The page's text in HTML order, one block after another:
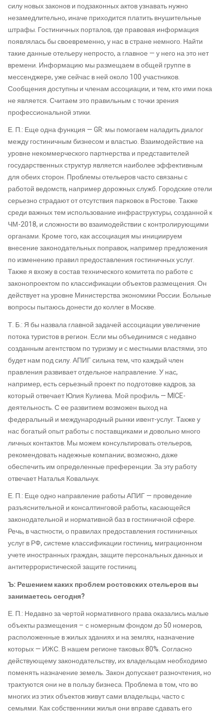
силу новых законов и подзаконных актов узнавать нужно
незамедлительно, иначе приходится платить внушительные
штрафы. Гостиничных порталов, где правовая информация
появлялась бы своевременно, у нас в стране немного. Найти
такие данные отельеру непросто, а главное — у него на это нет
времени. Информацию мы размещаем в общей группе в
мессенджере, уже сейчас в ней около 100 участников.
Сообщения доступны и членам ассоциации, и тем, кто ими пока
не является. Считаем это правильным с точки зрения
профессиональной этики.
Е. П.: Еще одна функция — GR: мы помогаем наладить диалог
между гостиничным бизнесом и властью. Взаимодействие на
уровне некоммерческого партнерства и представителей
государственных структур является наиболее эффективным
для обеих сторон. Проблемы отельеров часто связаны с
работой ведомств, например дорожных служб. Городские отели
серьезно страдают от отсутствия парковок в Ростове. Также
среди важных тем использование инфраструктуры, созданной к
ЧМ-2018, и сложности во взаимодействии с контролирующими
органами. Кроме того, как ассоциация мы инициируем
внесение законодательных поправок, например предложения
по изменению правил предоставления гостиничных услуг.
Также я вхожу в состав технического комитета по работе с
законопроектом по классификации объектов размещения. Он
действует на уровне Министерства экономики России. Больные
вопросы пытаюсь донести до коллег в Москве.
Т. Б.: Я бы назвала главной задачей ассоциации увеличение
потока туристов в регион. Если мы объединимся с недавно
созданным агентством по туризму и с местными властями, это
будет нам под силу. АПИГ сильна тем, что каждый член
правления развивает отдельное направление. У нас,
например, есть серьезный проект по подготовке кадров, за
который отвечает Юлия Кулиева. Мой профиль — MICE-
деятельность. С ее развитием возможен выход на
федеральный и международный рынки ивент-услуг. Также у
нас богатый опыт работы с поставщиками и довольно много
личных контактов. Мы можем консультировать отельеров,
рекомендовать надежные компании; возможно, даже
обеспечить им определенные преференции. За эту работу
отвечает Наталья Ковальчук.
Е. П.: Еще одно направление работы АПИГ — проведение
разъяснительной и консалтинговой работы, касающейся
законодательной и нормативной баз в гостиничной сфере.
Речь, в частности, о правилах предоставления гостиничных
услуг в РФ, системе классификации гостиниц, миграционном
учете иностранных граждан, защите персональных данных и
антитеррористической защите гостиниц.
Ъ: Решением каких проблем ростовских отельеров вы
занимаетесь сегодня?
Е. П.: Недавно за чертой нормативного права оказались малые
объекты размещения – с номерным фондом до 50 номеров,
расположенные в жилых зданиях и на землях, назначение
которых — ИЖС. В нашем регионе таковых 80%. Согласно
действующему законодательству, их владельцам необходимо
поменять назначение земель. Закон допускает разночтения, но
трактуются они не в пользу бизнеса. Проблема в том, что во
многих из этих объектов живут сами владельцы, часто с
семьями. Как собственники жилья они вправе сдавать его